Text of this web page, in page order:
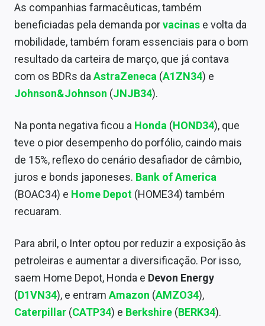
As companhias farmacêuticas, também
beneficiadas pela demanda porvacinas e volta da
mobilidade, também foram essenciais para o bom
resultado da carteira de março, que já contava
com os BDRs daAstraZeneca (A1ZN34) e
Johnson&Johnson (JNJB34).
Na ponta negativa ficou a Honda (HOND34), que
teve o pior desempenho do porfólio, caindo mais
de 15%, reflexo do cenário desafiador de câmbio,
juros e bonds japoneses. Bank of America
(BOAC34) e Home Depot (HOME34) também
recuaram.
Para abril, o Inter optou por reduzir a exposição às
petroleiras e aumentar a diversificação. Por isso,
saem Home Depot, Honda e Devon Energy
(D1VN34), e entramAmazon (AMZO34),
Caterpillar (CATP34) e Berkshire (BERK34).